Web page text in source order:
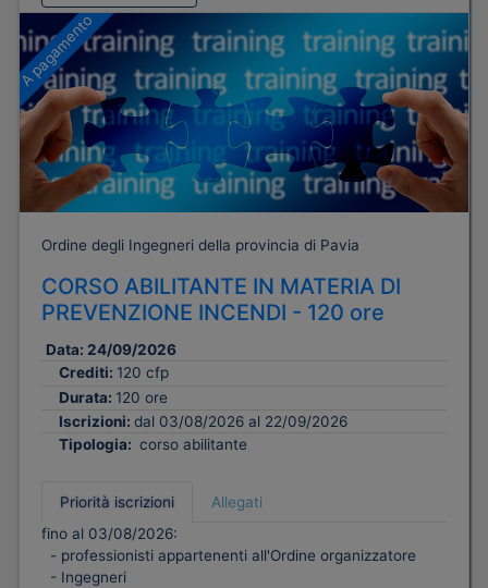
A pagamento
Ordine degli Ingegneri della provincia di Pavia
CORSO ABILITANTE IN MATERIA DI
PREVENZIONE INCENDI - 120 ore
Data: 24/09/2026
Crediti: 120 cfp
Durata: 120 ore
Iscrizioni: dal 03/08/2026 al 22/09/2026
Tipologia: corso abilitante
Priorità iscrizioni
Allegati
fino al 03/08/2026:
- professionisti appartenenti all'Ordine organizzatore
- Ingegneri